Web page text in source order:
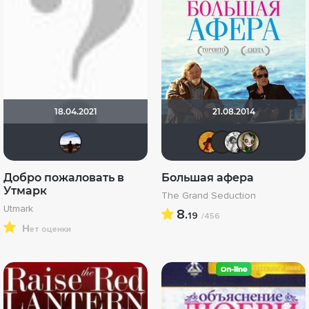
18.04.2021
Добро пожаловать в
Утмарк
Utmark
нет оценки
21.08.2014
Большая афера
The Grand Seduction
8.19 /456